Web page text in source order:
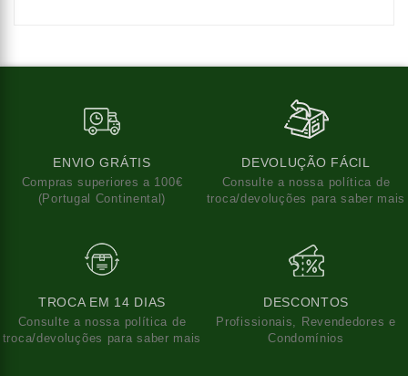
ENVIO GRÁTIS
Compras superiores a 100€
(Portugal Continental)
DEVOLUÇÃO FÁCIL
Consulte a nossa política de
troca/devoluções para saber mais
TROCA EM 14 DIAS
Consulte a nossa política de
troca/devoluções para saber mais
DESCONTOS
Profissionais, Revendedores e
Condomínios